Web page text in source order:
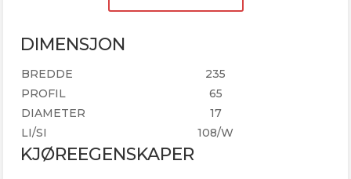
DIMENSJON
BREDDE
235
PROFIL
65
DIAMETER
17
LI/SI
108/W
KJØREEGENSKAPER